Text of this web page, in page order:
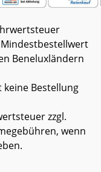
Beneluxländern
Bestellung
zzgl.
wenn